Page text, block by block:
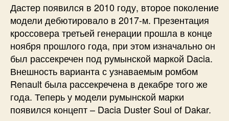
Дастер появился в 2010 году, второе поколение
модели дебютировало в 2017-м. Презентация
кроссовера третьей генерации прошла в конце
ноября прошлого года, при этом изначально он
был рассекречен под румынской маркой Dacia.
Внешность варианта с узнаваемым ромбом
Renault была рассекречена в декабре того же
года. Теперь у модели румынской марки
появился концепт – Dacia Duster Soul of Dakar.